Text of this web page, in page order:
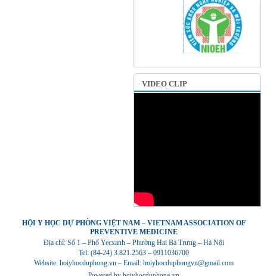
VIDEO CLIP
HỘI Y HỌC DỰ PHÒNG VIỆT NAM – VIETNAM ASSOCIATION OF
PREVENTIVE MEDICINE
Địa chỉ: Số 1 – Phố Yecxanh – Phường Hai Bà Trưng – Hà Nội
Tel: (84-24) 3.821.2563 – 0911036700
Website: hoiyhocduphong.vn – Email: hoiyhocduphongvn@gmail.com